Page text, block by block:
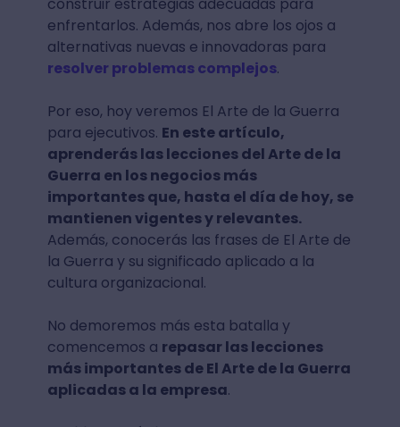
enfrentarlos. Además, nos abre los ojos a
alternativas nuevas e innovadoras para
resolver problemas complejos.
Por eso, hoy veremos El Arte de la Guerra
para ejecutivos. En este artículo,
aprenderás las lecciones del Arte de la
Guerra en los negocios más
importantes que, hasta el día de hoy, se
mantienen vigentes y relevantes.
Además, conocerás las frases de El Arte de
la Guerra y su significado aplicado a la
cultura organizacional.
No demoremos más esta batalla y
comencemos a repasar las lecciones
más importantes de El Arte de la Guerra
aplicadas a la empresa.